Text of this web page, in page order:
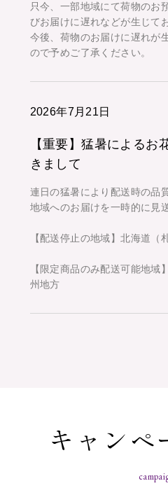
只今、一部地域にて荷物のお
びお届けに遅れなどが生じて
今後、荷物のお届けに遅れが
ので予めご了承ください。
2026年7月21日
【重要】猛暑によるお
きまして
連日の猛暑により配送時の品
地域へのお届けを一時的に見
【配送停止の地域】北海道（
【限定商品のみ配送可能地域
州地方
キャンペ